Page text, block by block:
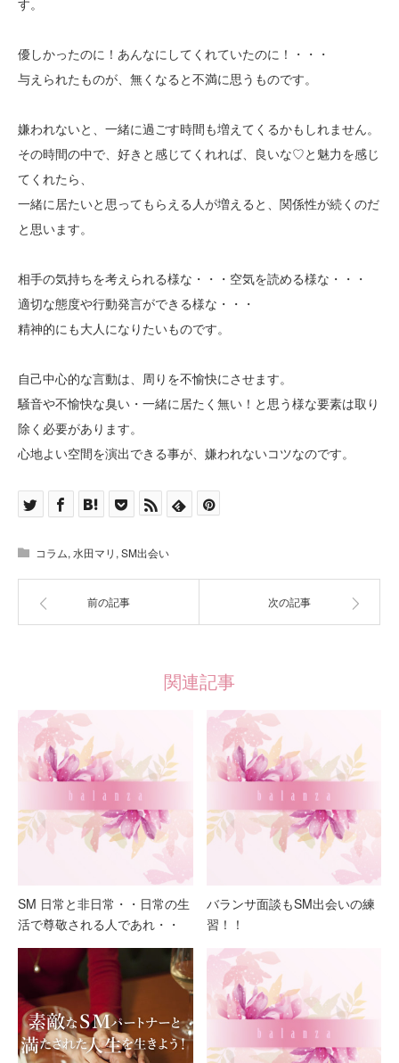
す。
優しかったのに！あんなにしてくれていたのに！・・・
与えられたものが、無くなると不満に思うものです。
嫌われないと、一緒に過ごす時間も増えてくるかもしれません。
その時間の中で、好きと感じてくれれば、良いな♡と魅力を感じ
てくれたら、
一緒に居たいと思ってもらえる人が増えると、関係性が続くのだ
と思います。
相手の気持ちを考えられる様な・・・空気を読める様な・・・
適切な態度や行動発言ができる様な・・・
精神的にも大人になりたいものです。
自己中心的な言動は、周りを不愉快にさせます。
騒音や不愉快な臭い・一緒に居たく無い！と思う様な要素は取り
除く必要があります。
心地よい空間を演出できる事が、嫌われないコツなのです。
コラム, 水田マリ , SM出会い
前の記事 次の記事
関連記事
SM 日常と非日常・・日常の生
活で尊敬される人であれ・・
バランサ面談もSM出会いの練
習！！